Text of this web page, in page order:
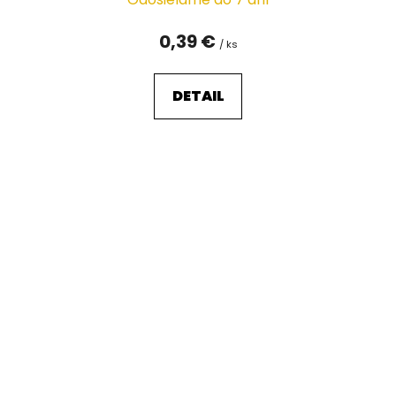
0,39 € / ks
DETAIL